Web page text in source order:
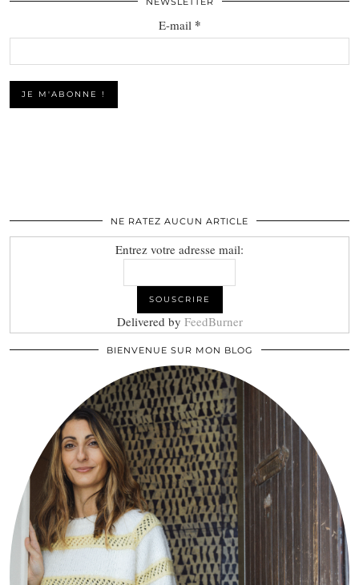
E-mail *
NE RATEZ AUCUN ARTICLE
Entrez votre adresse mail:
Delivered by FeedBurner
BIENVENUE SUR MON BLOG